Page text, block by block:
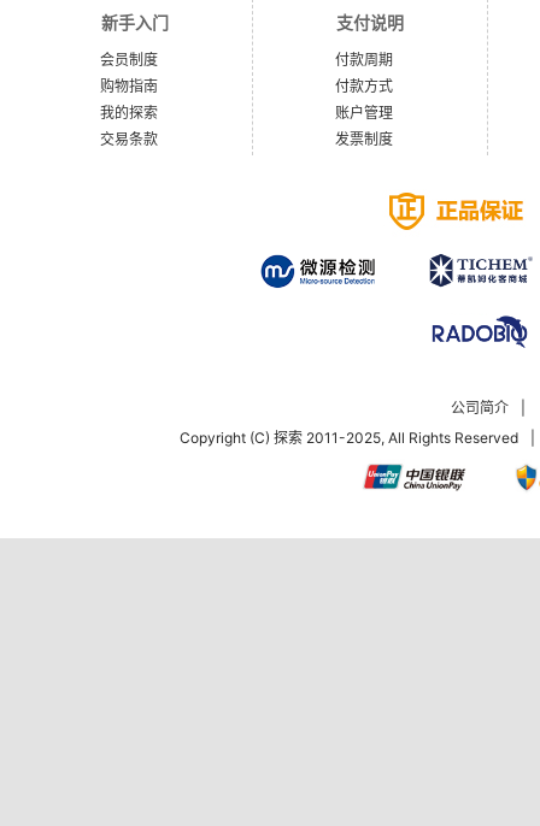
新手入门
会员制度
购物指南
我的探索
交易条款
支付说明
付款周期
付款方式
账户管理
发票制度
公司简介
Copyright (C) 探索 2011-2025, All Rights Reserved